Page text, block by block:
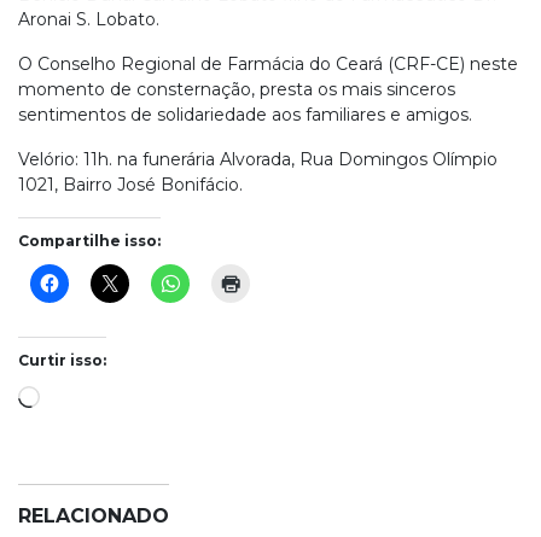
Aronai S. Lobato.
O Conselho Regional de Farmácia do Ceará (CRF-CE) neste
momento de consternação, presta os mais sinceros
sentimentos de solidariedade aos familiares e amigos.
Velório: 11h. na funerária Alvorada, Rua Domingos Olímpio
1021, Bairro José Bonifácio.
Compartilhe isso:
Curtir isso:
Carregando...
RELACIONADO